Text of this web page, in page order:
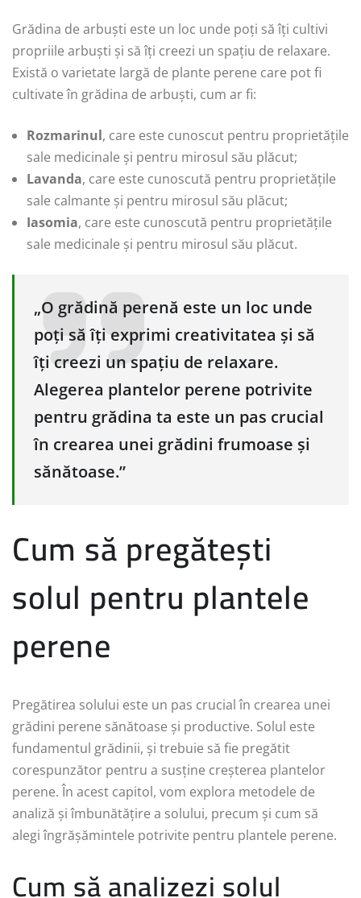
Grădina de arbuști este un loc unde poți să îți cultivi
propriile arbuști și să îți creezi un spațiu de relaxare.
Există o varietate largă de plante perene care pot fi
cultivate în grădina de arbuști, cum ar fi:
Rozmarinul, care este cunoscut pentru proprietățile
sale medicinale și pentru mirosul său plăcut;
Lavanda, care este cunoscută pentru proprietățile
sale calmante și pentru mirosul său plăcut;
Iasomia, care este cunoscută pentru proprietățile
sale medicinale și pentru mirosul său plăcut.
„O grădină perenă este un loc unde
poți să îți exprimi creativitatea și să
îți creezi un spațiu de relaxare.
Alegerea plantelor perene potrivite
pentru grădina ta este un pas crucial
în crearea unei grădini frumoase și
sănătoase.”
Cum să pregătești
solul pentru plantele
perene
Pregătirea solului este un pas crucial în crearea unei
grădini perene sănătoase și productive. Solul este
fundamentul grădinii, și trebuie să fie pregătit
corespunzător pentru a susține creșterea plantelor
perene. În acest capitol, vom explora metodele de
analiză și îmbunătățire a solului, precum și cum să
alegi îngrășămintele potrivite pentru plantele perene.
Cum să analizezi solul